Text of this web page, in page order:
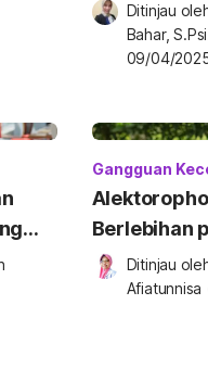
Ditinjau
Bahar,
09/04/
Gangguan
Berlebihan
Ditinjau
Afiatunnisa